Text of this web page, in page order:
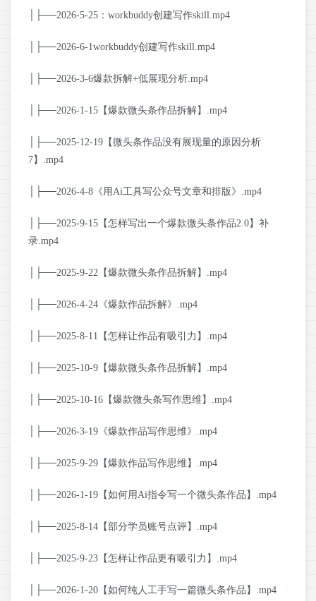
│├──2026-5-25：workbuddy创建写作skill.mp4
│├──2026-6-1workbuddy创建写作skill.mp4
│├──2026-3-6爆款拆解+低展现分析.mp4
│├──2026-1-15【爆款微头条作品拆解】.mp4
│├──2025-12-19【微头条作品没有展现量的原因分析
7】.mp4
│├──2026-4-8《用Ai工具写公众号文章和排版》.mp4
│├──2025-9-15【怎样写出一个爆款微头条作品2.0】补
录.mp4
│├──2025-9-22【爆款微头条作品拆解】.mp4
│├──2026-4-24《爆款作品拆解》.mp4
│├──2025-8-11【怎样让作品有吸引力】.mp4
│├──2025-10-9【爆款微头条作品拆解】.mp4
│├──2025-10-16【爆款微头条写作思维】.mp4
│├──2026-3-19《爆款作品写作思维》.mp4
│├──2025-9-29【爆款作品写作思维】.mp4
│├──2026-1-19【如何用Ai指令写一个微头条作品】.mp4
│├──2025-8-14【部分学员账号点评】.mp4
│├──2025-9-23【怎样让作品更有吸引力】.mp4
│├──2026-1-20【如何纯人工手写一篇微头条作品】.mp4